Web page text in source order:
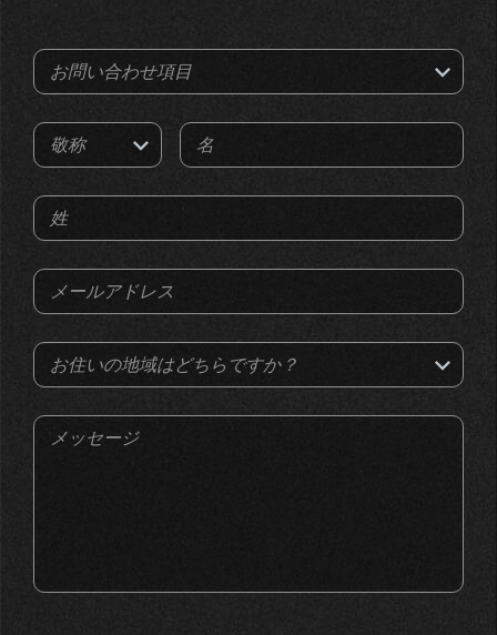
お問い合わせ項目
敬称 名
姓
メールアドレス
お住いの地域はどちらですか？
メッセージ